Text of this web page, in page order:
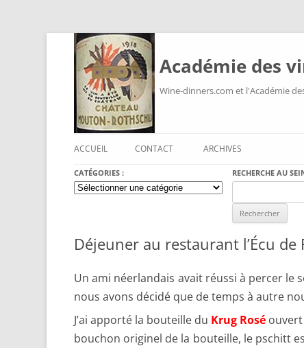
Académie des
Wine-dinners.com et l'Académie
ACCUEIL CONTACT ARCHIVES
CATÉGORIES :
Catégories
:
RECHERCHE AU
for:
Déjeuner au restaurant l’Écu de
Un ami néerlandais avait réussi à percer
nous avons décidé que de temps à autre
J’ai apporté la bouteille du Krug Rosé ouvert
bouchon originel de la bouteille, le pschitt